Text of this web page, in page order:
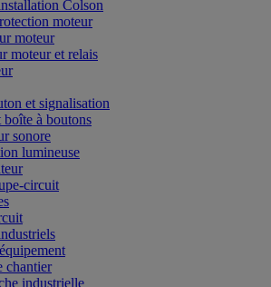
Colson
moteur
moteur
moteur et relais
et signalisation
à boutons
sonore
lumineuse
circuit
chantier
industrielle